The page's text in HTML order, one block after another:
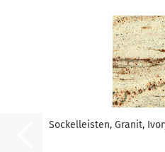
Sockelleisten, Granit,